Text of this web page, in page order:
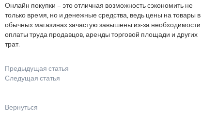
Онлайн покупки – это отличная возможность сэкономить не
только время, но и денежные средства, ведь цены на товары в
обычных магазинах зачастую завышены из-за необходимости
оплаты труда продавцов, аренды торговой площади и других
трат.
Предыдущая статья
Следущая статья
Вернуться